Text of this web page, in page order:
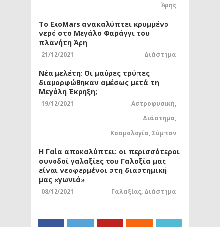
Άρης
Το ExoMars ανακαλύπτει κρυμμένο
νερό στο Μεγάλο Φαράγγι του
πλανήτη Άρη
21/12/2021 Διάστημα
Νέα μελέτη: Οι μαύρες τρύπες
διαμορφώθηκαν αμέσως μετά τη
Μεγάλη Έκρηξη;
19/12/2021 Αστροφυσική,
Διάστημα,
Κοσμολογία, Σύμπαν
Η Γαία αποκαλύπτει: οι περισσότεροι
συνοδοί γαλαξίες του Γαλαξία μας
είναι νεοφερμένοι στη διαστημική
μας «γωνιά»
08/12/2021 Γαλαξίας, Διάστημα